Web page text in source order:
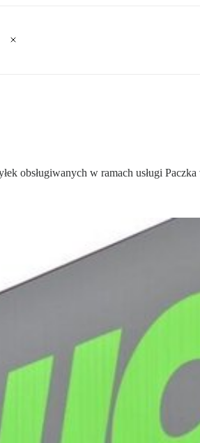
obsługiwanych w ramach usługi